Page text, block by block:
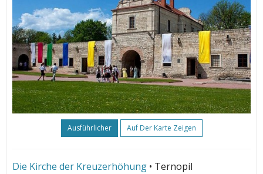
Ausführlicher Auf Der Karte Zeigen
Die Kirche der Kreuzerhöhung • Ternopil